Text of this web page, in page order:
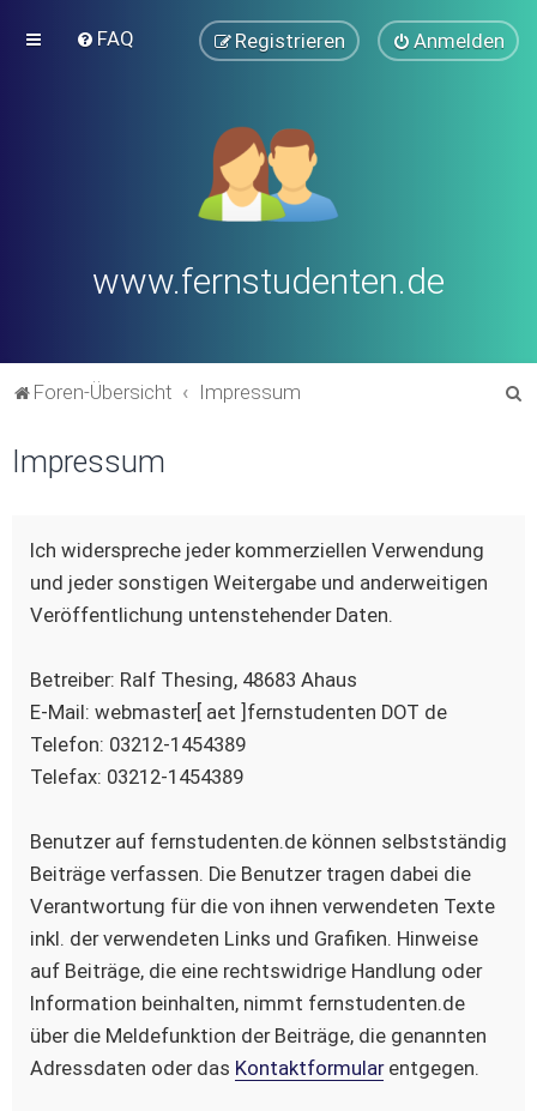
FAQ Anmelden
Registrieren
www.fernstudenten.de
Foren-Übersicht Impressum
Impressum
Ich widerspreche jeder kommerziellen Verwendung
und jeder sonstigen Weitergabe und anderweitigen
Veröffentlichung untenstehender Daten.
Betreiber: Ralf Thesing, 48683 Ahaus
E-Mail: webmaster[ aet ]fernstudenten DOT de
Telefon: 03212-1454389
Telefax: 03212-1454389
Benutzer auf fernstudenten.de können selbstständig
Beiträge verfassen. Die Benutzer tragen dabei die
Verantwortung für die von ihnen verwendeten Texte
inkl. der verwendeten Links und Grafiken. Hinweise
auf Beiträge, die eine rechtswidrige Handlung oder
Information beinhalten, nimmt fernstudenten.de
über die Meldefunktion der Beiträge, die genannten
Adressdaten oder das Kontaktformularentgegen.